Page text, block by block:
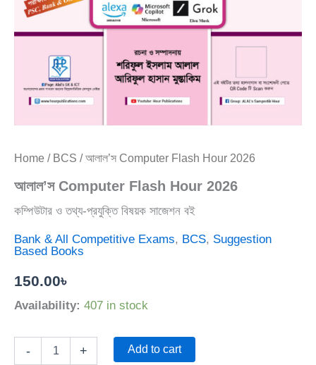
Home / BCS / আলাল’স Computer Flash Hour 2026
আলাল’স Computer Flash Hour 2026
কম্পিউটার ও তথ্য-প্রযুক্তি বিষয়ক সাজেশন বই
Bank & All Competitive Exams, BCS, Suggestion
Based Books
150.00৳
Availability: 407 in stock
- + Add to cart